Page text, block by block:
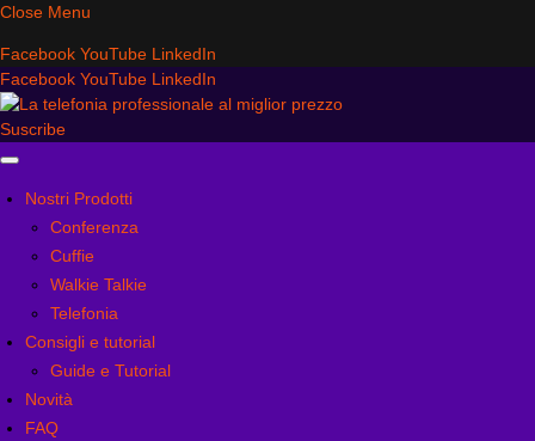
Close Menu
Facebook YouTube LinkedIn
Facebook YouTube LinkedIn
Suscribe
Nostri Prodotti
Conferenza
Cuffie
Walkie Talkie
Telefonia
Consigli e tutorial
Guide e Tutorial
Novità
FAQ